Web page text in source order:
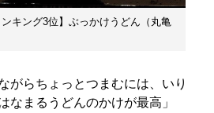
ンキング3位】ぶっかけうどん（丸亀
がらちょっとつまむには、いり
なまるうどんのかけが最高」